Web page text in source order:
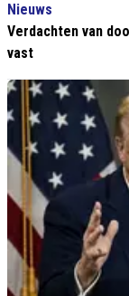
Nieuws
Verdachten van
vast